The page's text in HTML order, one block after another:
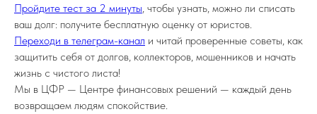
Пройдите тест за 2 минуты, чтобы узнать, можно ли списать
ваш долг: получите бесплатную оценку от юристов.
Переходи в телеграм-канал и читай проверенные советы, как
защитить себя от долгов, коллекторов, мошенников и начать
жизнь с чистого листа!
Мы в ЦФР — Центре финансовых решений — каждый день
возвращаем людям спокойствие.